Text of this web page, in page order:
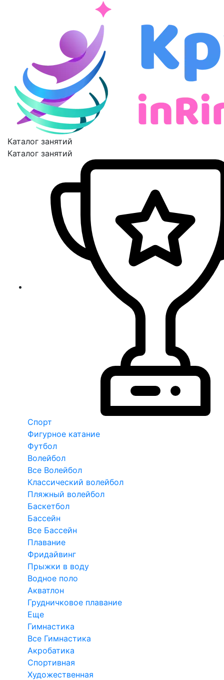
Каталог занятий
Каталог занятий
Спорт
Фигурное катание
Футбол
Волейбол
Все Волейбол
Классический волейбол
Пляжный волейбол
Баскетбол
Бассейн
Все Бассейн
Плавание
Фридайвинг
Прыжки в воду
Водное поло
Акватлон
Грудничковое плавание
Еще
Гимнастика
Все Гимнастика
Акробатика
Спортивная
Художественная